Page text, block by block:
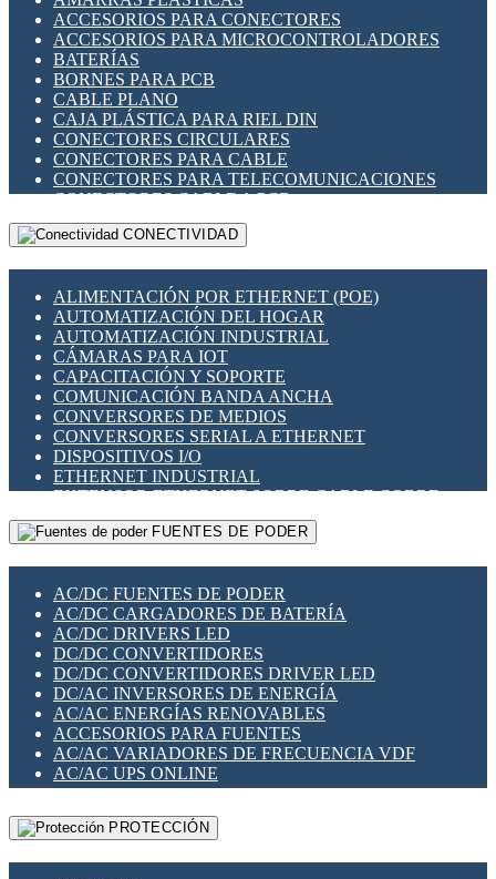
INDICADORES PARA PANEL
INTERFACES DE RELÉ
INTERRUPTORES FIN DE CARRERA
LLAVES CONMUTADORAS
MEDIDORES DE ENERGÍA Y TC'S DE CORRIENTE
MOTORES PASO A PASO
PANTALLAS HMI
PLC -CONTROLADORES LÓGICO PROGRAMABLES
PROGRAMADORES DE HORARIO
RELÉS DE PROTECCIÓN
SENSORES CAPACITIVOS
SENSORES INDUCTIVOS
TEMPORIZADORES
VARIACS
VARIADORES DE FRECUENCIA [VDF]
SECCIONADORES - INTERRUPTORES
MAQUINARIA
ACCESORIOS PARA CONECTORES
ACCESORIOS PARA MICROCONTROLADORES
BATERÍAS
BORNES PARA PCB
CABLE PLANO
CAJA PLÁSTICA PARA RIEL DIN
CONECTORES CIRCULARES
CONECTORES PARA CABLE
CONECTORES PARA TELECOMUNICACIONES
CONECTORES CABLE A PCB
CONECTORES PCB A CABLE
DIP SWITCHES
HERRAMIENTAS VARIAS
ILUMINACIÓN LED
INTERRUPTORES REED
INTERFACES DE RELÉ
OTROS RELÉS
PROTECCIÓN TÉRMICA
RELÉS AUTOMOTRICES
RELÉS DE SEÑAL
RELÉS DE ESTADO SÓLIDO SSR
RELÉS INDUSTRIALES
RELÉS MINIATURA DE POTENCIA
SENSORES MAGNÉTICOS
SWITCH Y MICROSWITCH
TARJETAS PI
UNIÓN Y DERIVACIÓN DE CABLE
CONECTIVIDAD
ALIMENTACIÓN POR ETHERNET (POE)
AUTOMATIZACIÓN DEL HOGAR
AUTOMATIZACIÓN INDUSTRIAL
CÁMARAS PARA IOT
CAPACITACIÓN Y SOPORTE
COMUNICACIÓN BANDA ANCHA
CONVERSORES DE MEDIOS
CONVERSORES SERIAL A ETHERNET
DISPOSITIVOS I/O
ETHERNET INDUSTRIAL
EXTENSOR ETHERNET SOBRE CABLE COBRE
GATEWAY LORAWAN
GESTIÓN DE REDES
PLACAS MODULARES IOT
SWITCHES Y REDES WIFI
SOLUCIONES IOT
SOLUCIONES LORAWAN
SOLUCIONES RED CELULAR
SEGURIDAD PARA REDES
SWITCHES LAN
TELEFONÍA IP (VOIP)
VIGILANCIA IP (CCTV)
MESHTASTIC
FUENTES DE PODER
AC/DC FUENTES DE PODER
AC/DC CARGADORES DE BATERÍA
AC/DC DRIVERS LED
DC/DC CONVERTIDORES
DC/DC CONVERTIDORES DRIVER LED
DC/AC INVERSORES DE ENERGÍA
AC/AC ENERGÍAS RENOVABLES
ACCESORIOS PARA FUENTES
AC/AC VARIADORES DE FRECUENCIA VDF
AC/AC UPS ONLINE
PROTECCIÓN